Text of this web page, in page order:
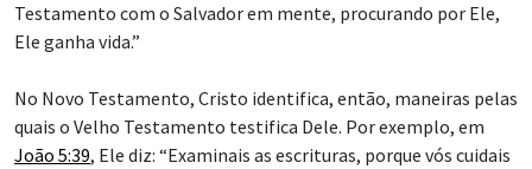
Testamento com o Salvador em mente, procurando por Ele,
Ele ganha vida.”
No Novo Testamento, Cristo identifica, então, maneiras pelas
quais o Velho Testamento testifica Dele. Por exemplo, em
João 5:39, Ele diz: “Examinais as escrituras, porque vós cuidais